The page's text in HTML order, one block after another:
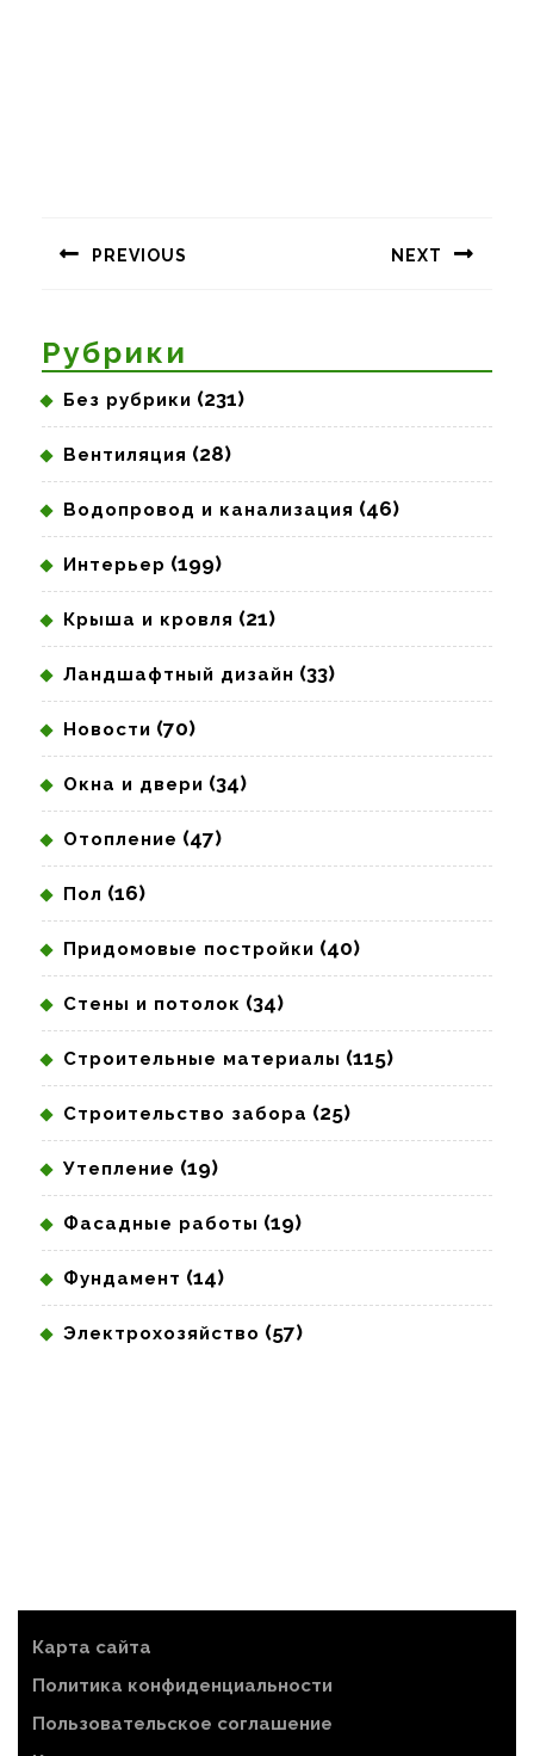
записям
PREVIOUS NEXT
Рубрики
Без рубрики (231)
Вентиляция (28)
Водопровод и канализация (46)
Интерьер (199)
Крыша и кровля (21)
Ландшафтный дизайн (33)
Новости (70)
Окна и двери (34)
Отопление (47)
Пол (16)
Придомовые постройки (40)
Стены и потолок (34)
Строительные материалы (115)
Строительство забора (25)
Утепление (19)
Фасадные работы (19)
Фундамент (14)
Электрохозяйство (57)
Карта сайта
Политика конфиденциальности
Пользовательское соглашение